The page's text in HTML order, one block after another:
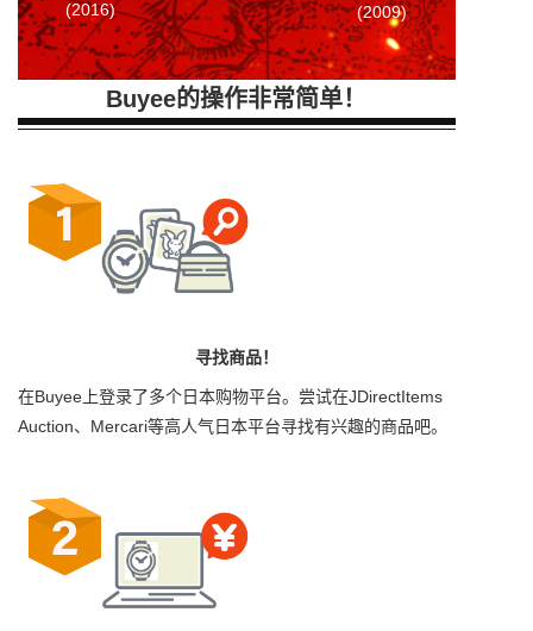
(2016)
(2009)
Buyee的操作非常简单！
寻找商品！
在Buyee上登录了多个日本购物平台。尝试在JDirectItems
Auction、Mercari等高人气日本平台寻找有兴趣的商品吧。